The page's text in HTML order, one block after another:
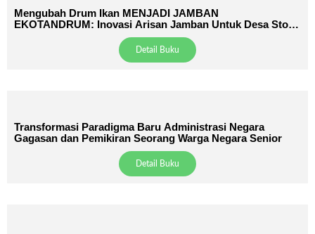
Mengubah Drum Ikan MENJADI JAMBAN
EKOTANDRUM: Inovasi Arisan Jamban Untuk Desa Stop
Detail Buku
Transformasi Paradigma Baru Administrasi Negara
Gagasan dan Pemikiran Seorang Warga Negara Senior
Detail Buku